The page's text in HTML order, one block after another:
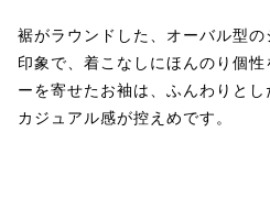
裾がラウンドした、オーバル型
印象で、着こなしにほんのり個
ーを寄せたお袖は、ふんわりと
カジュアル感が控えめです。